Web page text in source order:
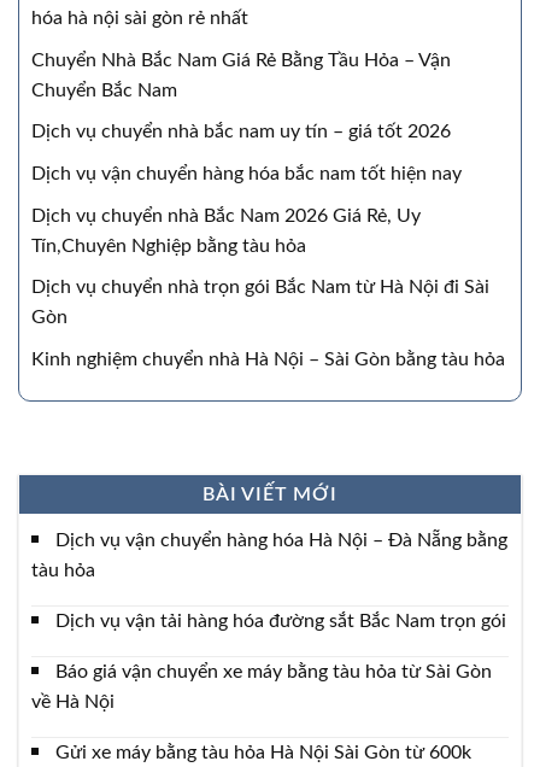
hóa hà nội sài gòn rẻ nhất
Chuyển Nhà Bắc Nam Giá Rẻ Bằng Tầu Hỏa – Vận
Chuyển Bắc Nam
Dịch vụ chuyển nhà bắc nam uy tín – giá tốt 2026
Dịch vụ vận chuyển hàng hóa bắc nam tốt hiện nay
Dịch vụ chuyển nhà Bắc Nam 2026 Giá Rẻ, Uy
Tín,Chuyên Nghiệp bằng tàu hỏa
Dịch vụ chuyển nhà trọn gói Bắc Nam từ Hà Nội đi Sài
Gòn
Kinh nghiệm chuyển nhà Hà Nội – Sài Gòn bằng tàu hỏa
BÀI VIẾT MỚI
Dịch vụ vận chuyển hàng hóa Hà Nội – Đà Nẵng bằng
tàu hỏa
Dịch vụ vận tải hàng hóa đường sắt Bắc Nam trọn gói
Báo giá vận chuyển xe máy bằng tàu hỏa từ Sài Gòn
về Hà Nội
Gửi xe máy bằng tàu hỏa Hà Nội Sài Gòn từ 600k